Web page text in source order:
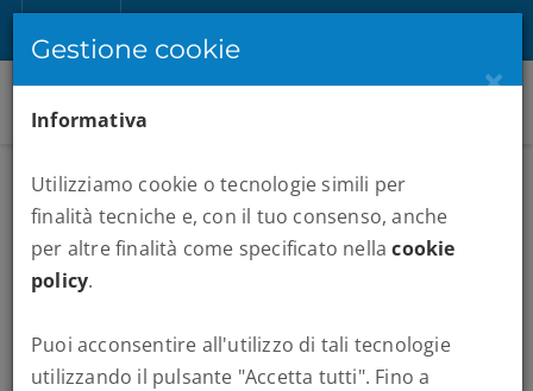
MARATONE :MEZZA MARATONA DI PRAGA
Gestione cookie
×
Informativa
Utilizziamo cookie o tecnologie simili per
finalità tecniche e, con il tuo consenso, anche
per altre finalità come specificato nellacookie
policy.
Puoi acconsentire all'utilizzo di tali tecnologie
utilizzando il pulsante "Accetta tutti". Fino a